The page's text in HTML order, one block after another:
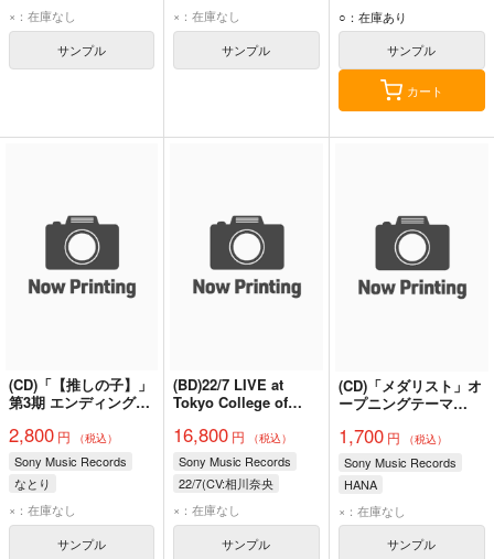
×：在庫なし
サンプル
×：在庫なし
サンプル
○：在庫あり
サンプル
カート
(CD)「【推しの子】」
第3期 エンディングテ
生産限定盤)/なとり
2,800 円 （税込）
Sony Music Records
なとり
×：在庫なし
サンプル
(BD)22/7 LIVE at
Tokyo College of
Anniversary Hall ～
ANNIVERSARY LIVE
2025～
16,800 円 （税込）
Sony Music Records
22/7(CV:相川奈央
麻丘真央
河瀬詩
椎名桜月
月城咲舞
望月りの)
×：在庫なし
サンプル
(CD)「メダリスト」オ
ープニングテーマ
限定盤)/HANA
1,700円 （税込）
Sony Music Records
HANA
×：在庫なし
サンプル